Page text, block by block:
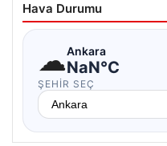
Hava Durumu
☁Ankara
NaN°C
ŞEHIR SEÇ